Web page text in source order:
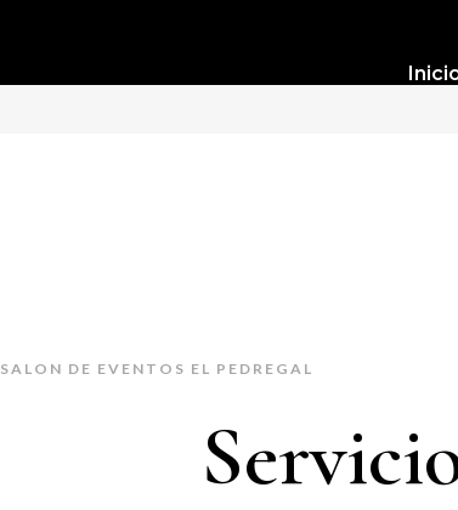
SALON DE EVENTOS EL PEDREGAL